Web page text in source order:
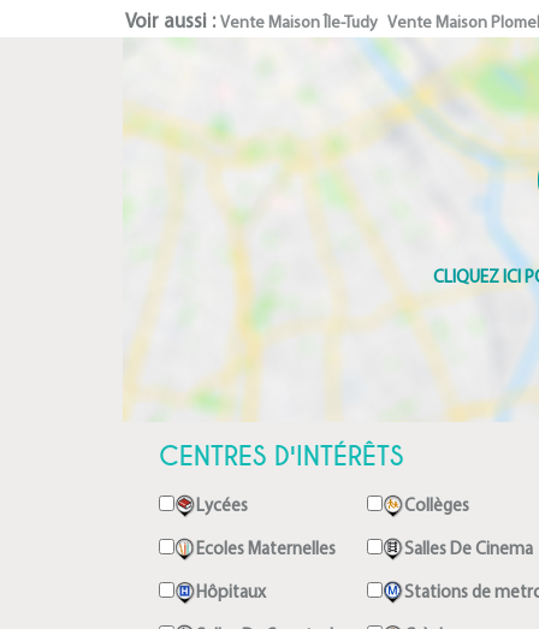
Voir aussi : Vente Maison Île-Tudy Vente Maison
CENTRES D'INTÉRÊTS
Lycées Collèges
Ecoles Maternelles Salles De Cinema
Hôpitaux Stations de